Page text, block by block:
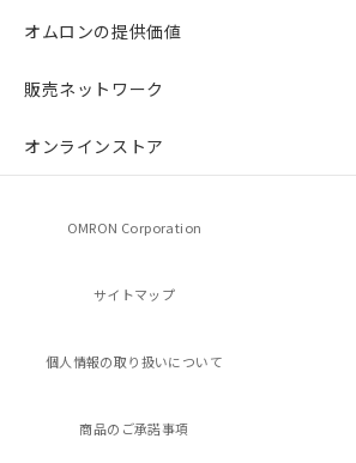
オムロンの提供価値
販売ネットワーク
オンラインストア
OMRON Corporation
サイトマップ
個人情報の取り扱いについて
商品のご承諾事項
の共同利用に関して"
指します。